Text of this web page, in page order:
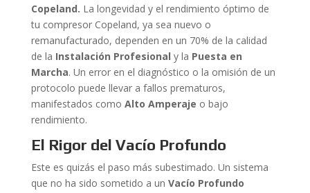
Copeland. La longevidad y el rendimiento óptimo de
tu compresor Copeland, ya sea nuevo o
remanufacturado, dependen en un 70% de la calidad
de la Instalación Profesional y la Puesta en
Marcha. Un error en el diagnóstico o la omisión de un
protocolo puede llevar a fallos prematuros,
manifestados como Alto Amperaje o bajo
rendimiento.
El Rigor del Vacío Profundo
Este es quizás el paso más subestimado. Un sistema
que no ha sido sometido a un Vacío Profundo